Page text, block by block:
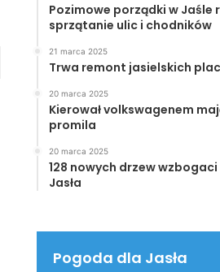
Pozimowe porządki w Jaśle
sprzątanie ulic i chodników
21 marca 2025
Trwa remont jasielskich
20 marca 2025
Kierował volkswagenem
promila
20 marca 2025
128 nowych drzew
Jasła
Pogoda dla Jasła